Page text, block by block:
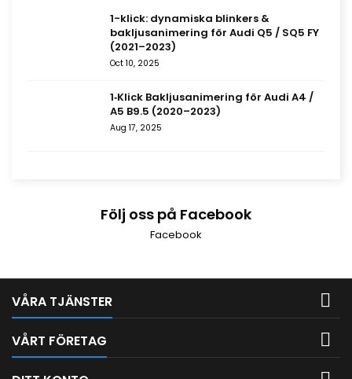
1-klick: dynamiska blinkers &
bakljusanimering för Audi Q5 / SQ5 FY
(2021–2023)
Oct 10, 2025
1‑Klick Bakljusanimering för Audi A4 /
A5 B9.5 (2020–2023)
Aug 17, 2025
Följ oss på Facebook
Facebook
VÅRA TJÄNSTER 
VÅRT FÖRETAG 